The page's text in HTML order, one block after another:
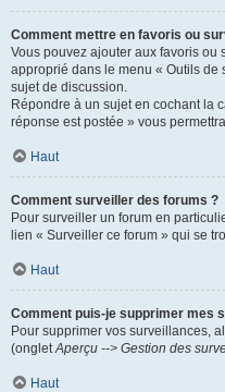
Comment mettre en favoris ou
Vous pouvez ajouter aux favoris
approprié dans le menu « Outils de
sujet de discussion.
Répondre à un sujet en cochant la
réponse est postée » vous
Haut
Comment surveiller des forums ?
Pour surveiller un forum en
lien « Surveiller ce forum » qui se
Haut
Comment puis-je supprimer mes
Pour supprimer vos surveillances,
(ongletAperçu --> Gestion des
Haut